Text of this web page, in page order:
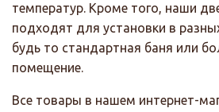
температур. Кроме того, наши
подходят для установки в
будь то стандартная баня или
помещение.
Все товары в нашем интернет-